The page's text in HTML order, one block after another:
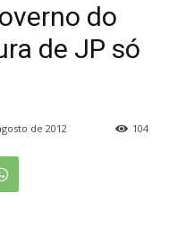
do
de JP só
de 2012 104